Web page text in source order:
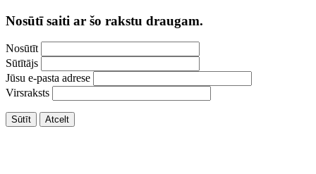
Nosūtī saiti ar šo rakstu draugam.
Nosūtīt
Sūtītājs
Jūsu e-pasta adrese
Virsraksts